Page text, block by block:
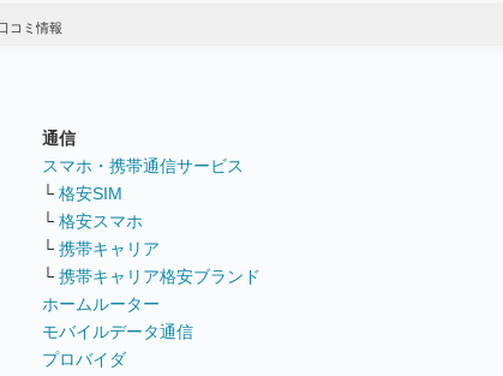
コミ情報
通信
スマホ・携帯通信サービス
└ 格安SIM
└ 格安スマホ
└ 携帯キャリア
└ 携帯キャリア格安ブランド
ホームルーター
モバイルデータ通信
プロバイダ